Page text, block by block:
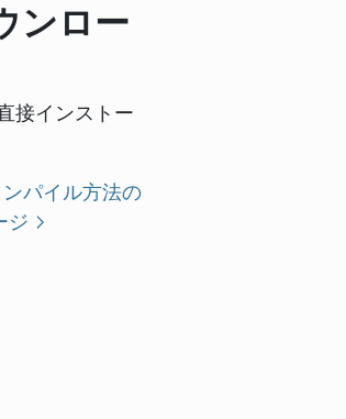
ンロー
接インストー
パイル方法の
ジ